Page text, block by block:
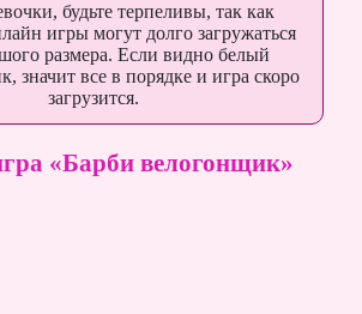
будьте терпеливы, так как
игры могут долго загружаться
размера. Если видно белый
значит все в порядке и игра скоро
загрузится.
«Барби велогонщик»